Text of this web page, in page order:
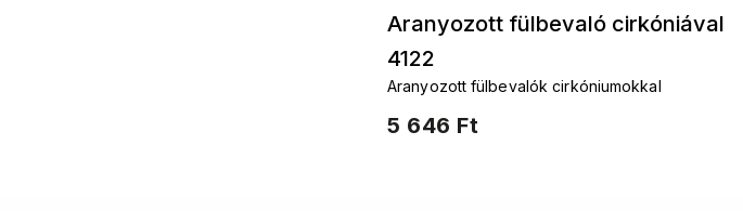
Aranyozott fülbevaló cirkóniával
4122
5 646 Ft
Aranyozott fülbevalók cirkóniumokkal